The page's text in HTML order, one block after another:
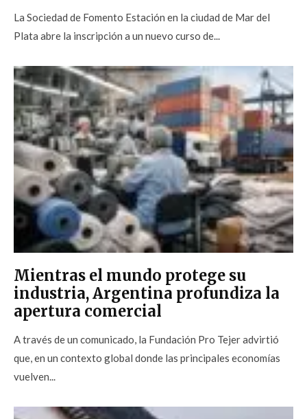
La Sociedad de Fomento Estación en la ciudad de Mar del
Plata abre la inscripción a un nuevo curso de...
Mientras el mundo protege su
industria, Argentina profundiza la
apertura comercial
A través de un comunicado, la Fundación Pro Tejer advirtió
que, en un contexto global donde las principales economías
vuelven...